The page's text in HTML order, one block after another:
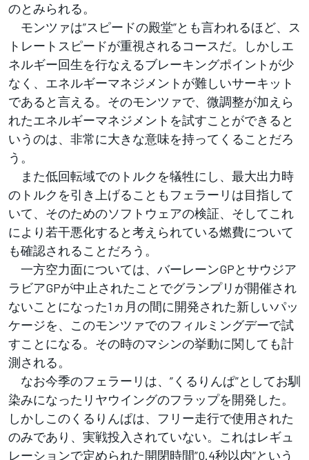
のとみられる。
モンツァは”スピードの殿堂”とも言われるほど、ス
トレートスピードが重視されるコースだ。しかしエ
ネルギー回生を行なえるブレーキングポイントが少
なく、エネルギーマネジメントが難しいサーキット
であると言える。そのモンツァで、微調整が加えら
れたエネルギーマネジメントを試すことができると
いうのは、非常に大きな意味を持ってくることだろ
う。
また低回転域でのトルクを犠牲にし、最大出力時
のトルクを引き上げることもフェラーリは目指して
いて、そのためのソフトウェアの検証、そしてこれ
により若干悪化すると考えられている燃費について
も確認されることだろう。
一方空力面については、バーレーンGPとサウジア
ラビアGPが中止されたことでグランプリが開催され
ないことになった1ヵ月の間に開発された新しいパッ
ケージを、このモンツァでのフィルミングデーで試
すことになる。その時のマシンの挙動に関しても計
測される。
なお今季のフェラーリは、”くるりんぱ”としてお馴
染みになったリヤウイングのフラップを開発した。
しかしこのくるりんぱは、フリー走行で使用された
のみであり、実戦投入されていない。これはレギュ
レーションで定められた開閉時間”0.4秒以内”という